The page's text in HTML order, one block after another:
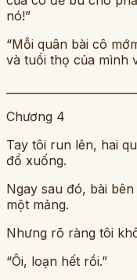
nó!”
“Mỗi quân bài cô
và tuổi thọ của mình
Chương 4
Tay tôi run lên, hai
đổ xuống.
Ngay sau đó, bài
một mảng.
Nhưng rõ ràng tôi
“Ôi, loạn hết rồi.”